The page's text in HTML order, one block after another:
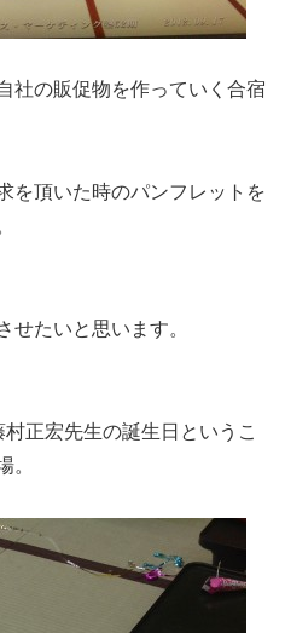
社の販促物を作っていく合宿
を頂いた時のパンフレットを
せたいと思います。
正宏先生の誕生日というこ
。